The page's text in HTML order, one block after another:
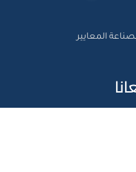
المعايير